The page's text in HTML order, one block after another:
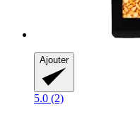
Ajouter
5.0 (2)